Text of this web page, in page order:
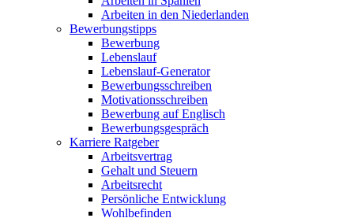
Arbeiten in den Niederlanden
Bewerbungstipps
Bewerbung
Lebenslauf
Lebenslauf-Generator
Bewerbungsschreiben
Motivationsschreiben
Bewerbung auf Englisch
Bewerbungsgespräch
Karriere Ratgeber
Arbeitsvertrag
Gehalt und Steuern
Arbeitsrecht
Persönliche Entwicklung
Wohlbefinden